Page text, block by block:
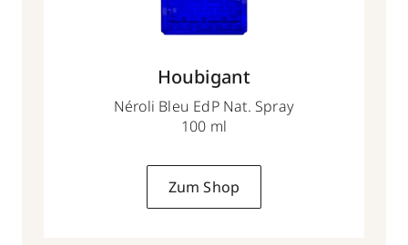
Houbigant
Néroli Bleu EdP Nat. Spray
100 ml
Zum Shop